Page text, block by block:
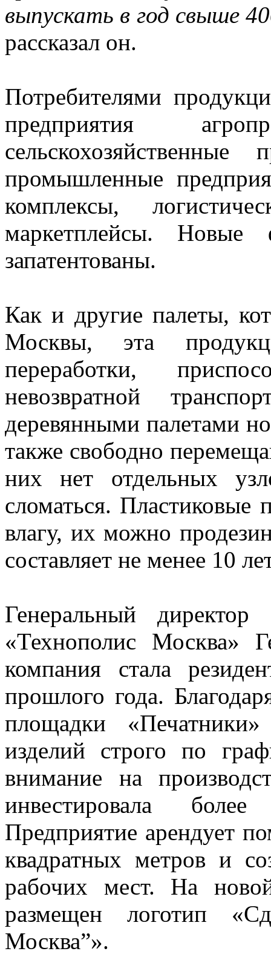
выпускать в год свыше
рассказал он.
Потребителями
предприятия
сельскохозяйственные
промышленные
комплексы,
маркетплейсы.
запатентованы.
Как и другие палеты,
Москвы, эта
переработки,
невозвратной
деревянными палетами
также свободно
них нет отдельных
сломаться.
влагу, их можно
составляет не менее 10
Генеральный
«Технополис Москва»
компания стала
прошлого года.
площадки
изделий строго по
внимание на
инвестировала
Предприятие арендует
квадратных метров и
рабочих мест. На
размещен логотип
Москва”».